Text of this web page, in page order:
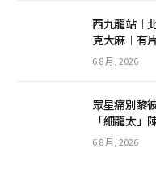
西九龍站︱
克大麻︱有
6 8 月, 2026
眾星痛別黎
「細龍太」
6 8 月, 2026